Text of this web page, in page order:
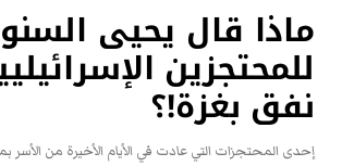
ماذا قال يحيى
للمحتجزين
نفق بغزة!؟
إحدى المحتجزات التي عادت في الأيام الأخيرة من الأسر